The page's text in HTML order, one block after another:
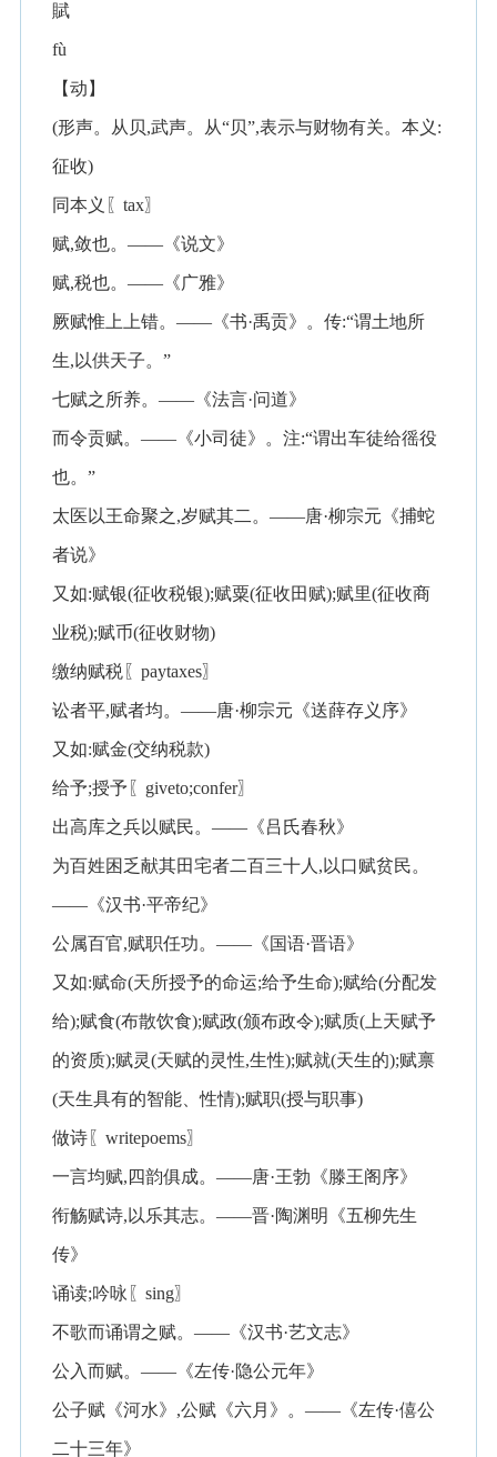
賦
fù
【动】
(形声。从贝,武声。从“贝”,表示与财物有关。本义:
征收)
同本义〖tax〗
赋,敛也。——《说文》
赋,税也。——《广雅》
厥赋惟上上错。——《书·禹贡》。传:“谓土地所
生,以供天子。”
七赋之所养。——《法言·问道》
而令贡赋。——《小司徒》。注:“谓出车徒给徭役
也。”
太医以王命聚之,岁赋其二。——唐·柳宗元《捕蛇
者说》
又如:赋银(征收税银);赋粟(征收田赋);赋里(征收商
业税);赋币(征收财物)
缴纳赋税〖paytaxes〗
讼者平,赋者均。——唐·柳宗元《送薛存义序》
又如:赋金(交纳税款)
给予;授予〖giveto;confer〗
出高库之兵以赋民。——《吕氏春秋》
为百姓困乏献其田宅者二百三十人,以口赋贫民。
——《汉书·平帝纪》
公属百官,赋职任功。——《国语·晋语》
又如:赋命(天所授予的命运;给予生命);赋给(分配发
给);赋食(布散饮食);赋政(颁布政令);赋质(上天赋予
的资质);赋灵(天赋的灵性,生性);赋就(天生的);赋禀
(天生具有的智能、性情);赋职(授与职事)
做诗〖writepoems〗
一言均赋,四韵俱成。——唐·王勃《滕王阁序》
衔觞赋诗,以乐其志。——晋·陶渊明《五柳先生
传》
诵读;吟咏〖sing〗
不歌而诵谓之赋。——《汉书·艺文志》
公入而赋。——《左传·隐公元年》
公子赋《河水》,公赋《六月》。——《左传·僖公
二十三年》